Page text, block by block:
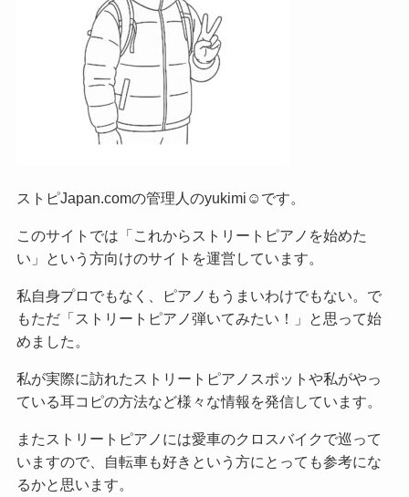
ストピJapan.comの管理人のyukimi☺です。
このサイトでは「これからストリートピアノを始めた
い」という方向けのサイトを運営しています。
私自身プロでもなく、ピアノもうまいわけでもない。で
もただ「ストリートピアノ弾いてみたい！」と思って始
めました。
私が実際に訪れたストリートピアノスポットや私がやっ
ている耳コピの方法など様々な情報を発信しています。
またストリートピアノには愛車のクロスバイクで巡って
いますので、自転車も好きという方にとっても参考にな
るかと思います。